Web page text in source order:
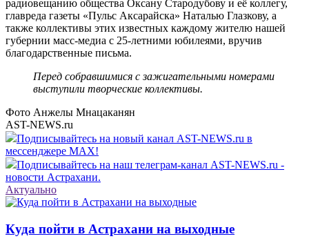
радиовещанию общества Оксану Стародубову и её коллегу,
главреда газеты «Пульс Аксарайска» Наталью Глазкову, а
также коллективы этих известных каждому жителю нашей
губернии масс-медиа с 25-летними юбилеями, вручив
благодарственные письма.
Перед собравшимися с зажигательными номерами
выступили творческие коллективы.
Фото Анжелы Мнацаканян
AST-NEWS.ru
Подписывайтесь на новый канал AST-NEWS.ru в
мессенджере MAX!
Подписывайтесь на наш телеграм-канал AST-NEWS.ru -
новости Астрахани.
Актуально
Куда пойти в Астрахани на выходные